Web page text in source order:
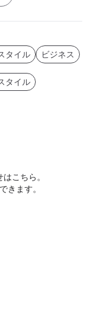
タイル ビジネス
タイル
こちら。
きます。